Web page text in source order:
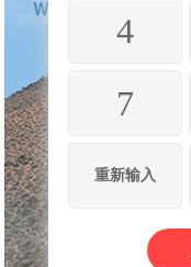
4
7
重新输入